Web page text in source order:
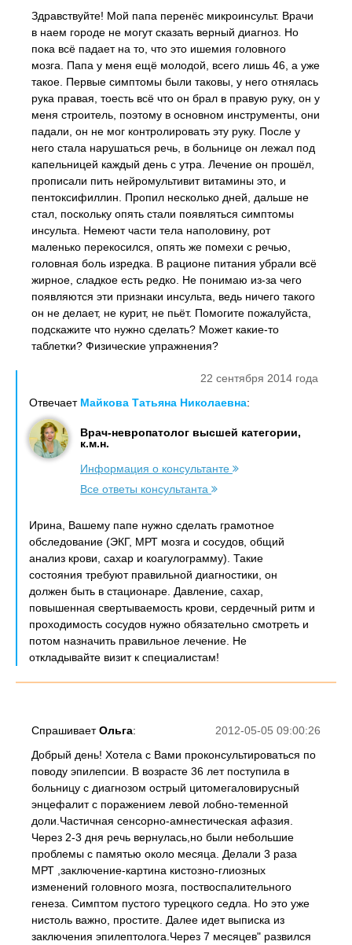
Здравствуйте! Мой папа перенёс микроинсульт. Врачи
в наем городе не могут сказать верный диагноз. Но
пока всё падает на то, что это ишемия головного
мозга. Папа у меня ещё молодой, всего лишь 46, а уже
такое. Первые симптомы были таковы, у него отнялась
рука правая, тоесть всё что он брал в правую руку, он у
меня строитель, поэтому в основном инструменты, они
падали, он не мог контролировать эту руку. После у
него стала нарушаться речь, в больнице он лежал под
капельницей каждый день с утра. Лечение он прошёл,
прописали пить нейромультивит витамины это, и
пентоксифиллин. Пропил несколько дней, дальше не
стал, поскольку опять стали появляться симптомы
инсульта. Немеют части тела наполовину, рот
маленько перекосился, опять же помехи с речью,
головная боль изредка. В рационе питания убрали всё
жирное, сладкое есть редко. Не понимаю из-за чего
появляются эти признаки инсульта, ведь ничего такого
он не делает, не курит, не пьёт. Помогите пожалуйста,
подскажите что нужно сделать? Может какие-то
таблетки? Физические упражнения?
22 сентября 2014 года
Отвечает Майкова Татьяна Николаевна:
Врач-невропатолог высшей категории,
к.м.н.
Информация о консультанте
Все ответы консультанта
Ирина, Вашему папе нужно сделать грамотное
обследование (ЭКГ, МРТ мозга и сосудов, общий
анализ крови, сахар и коагулограмму). Такие
состояния требуют правильной диагностики, он
должен быть в стационаре. Давление, сахар,
повышенная свертываемость крови, сердечный ритм и
проходимость сосудов нужно обязательно смотреть и
потом назначить правильное лечение. Не
откладывайте визит к специалистам!
2012-05-05 09:00:26
СпрашиваетОльга:
Добрый день! Хотела с Вами проконсультироваться по
поводу эпилепсии. В возрасте 36 лет поступила в
больницу с диагнозом острый цитомегаловирусный
энцефалит с поражением левой лобно-теменной
доли.Частичная сенсорно-амнестическая афазия.
Через 2-3 дня речь вернулась,но были небольшие
проблемы с памятью около месяца. Делали 3 раза
МРТ ,заключение-картина кистозно-глиозных
изменений головного мозга, поствоспалительного
генеза. Симптом пустого турецкого седла. Но это уже
нистоль важно, простите. Далее идет выписка из
заключения эпилептолога.Через 7 месяцев" развился